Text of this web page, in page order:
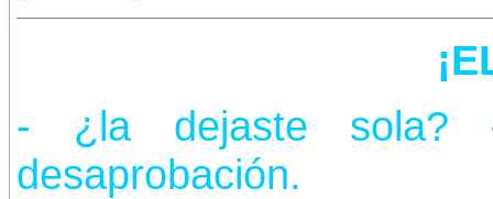
- ¿la dejaste sola?
desaprobación.